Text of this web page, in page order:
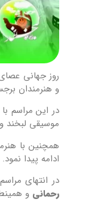
روز جهانی
و هنرمندان برجسته کشور و با حضور
در این مراسم
موسیقی لبخند
همچنین با
ادامه پیدا نمود.
در انتهای
رحمانی و